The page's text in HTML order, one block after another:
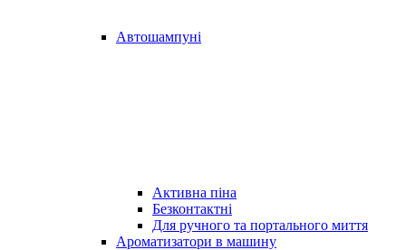
Автошампуні
Активна піна
Безконтактні
Для ручного та портального миття
Ароматизатори в машину